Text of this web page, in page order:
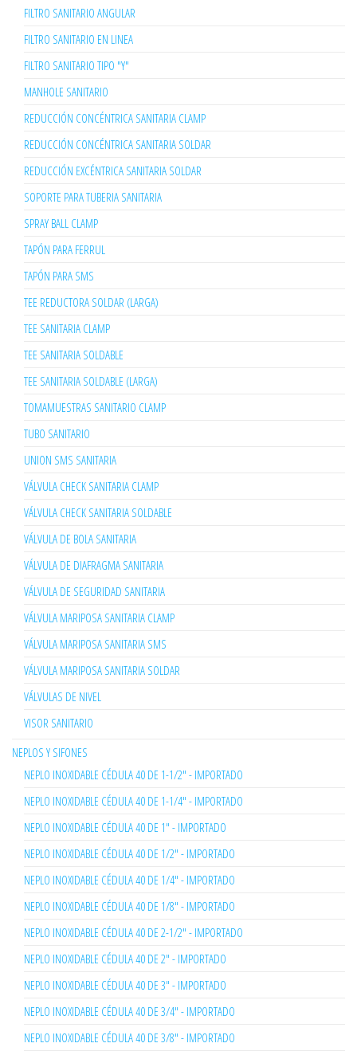
FILTRO SANITARIO ANGULAR
FILTRO SANITARIO EN LINEA
FILTRO SANITARIO TIPO "Y"
MANHOLE SANITARIO
REDUCCIÓN CONCÉNTRICA SANITARIA CLAMP
REDUCCIÓN CONCÉNTRICA SANITARIA SOLDAR
REDUCCIÓN EXCÉNTRICA SANITARIA SOLDAR
SOPORTE PARA TUBERIA SANITARIA
SPRAY BALL CLAMP
TAPÓN PARA FERRUL
TAPÓN PARA SMS
TEE REDUCTORA SOLDAR (LARGA)
TEE SANITARIA CLAMP
TEE SANITARIA SOLDABLE
TEE SANITARIA SOLDABLE (LARGA)
TOMAMUESTRAS SANITARIO CLAMP
TUBO SANITARIO
UNION SMS SANITARIA
VÁLVULA CHECK SANITARIA CLAMP
VÁLVULA CHECK SANITARIA SOLDABLE
VÁLVULA DE BOLA SANITARIA
VÁLVULA DE DIAFRAGMA SANITARIA
VÁLVULA DE SEGURIDAD SANITARIA
VÁLVULA MARIPOSA SANITARIA CLAMP
VÁLVULA MARIPOSA SANITARIA SMS
VÁLVULA MARIPOSA SANITARIA SOLDAR
VÁLVULAS DE NIVEL
VISOR SANITARIO
NEPLOS Y SIFONES
NEPLO INOXIDABLE CÉDULA 40 DE 1-1/2" - IMPORTADO
NEPLO INOXIDABLE CÉDULA 40 DE 1-1/4" - IMPORTADO
NEPLO INOXIDABLE CÉDULA 40 DE 1" - IMPORTADO
NEPLO INOXIDABLE CÉDULA 40 DE 1/2" - IMPORTADO
NEPLO INOXIDABLE CÉDULA 40 DE 1/4" - IMPORTADO
NEPLO INOXIDABLE CÉDULA 40 DE 1/8" - IMPORTADO
NEPLO INOXIDABLE CÉDULA 40 DE 2-1/2" - IMPORTADO
NEPLO INOXIDABLE CÉDULA 40 DE 2" - IMPORTADO
NEPLO INOXIDABLE CÉDULA 40 DE 3" - IMPORTADO
NEPLO INOXIDABLE CÉDULA 40 DE 3/4" - IMPORTADO
NEPLO INOXIDABLE CÉDULA 40 DE 3/8" - IMPORTADO